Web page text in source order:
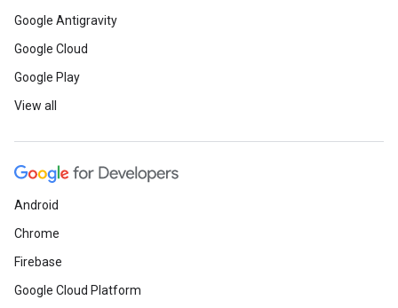
Google Antigravity
Google Cloud
Google Play
View all
Android
Chrome
Firebase
Google Cloud Platform